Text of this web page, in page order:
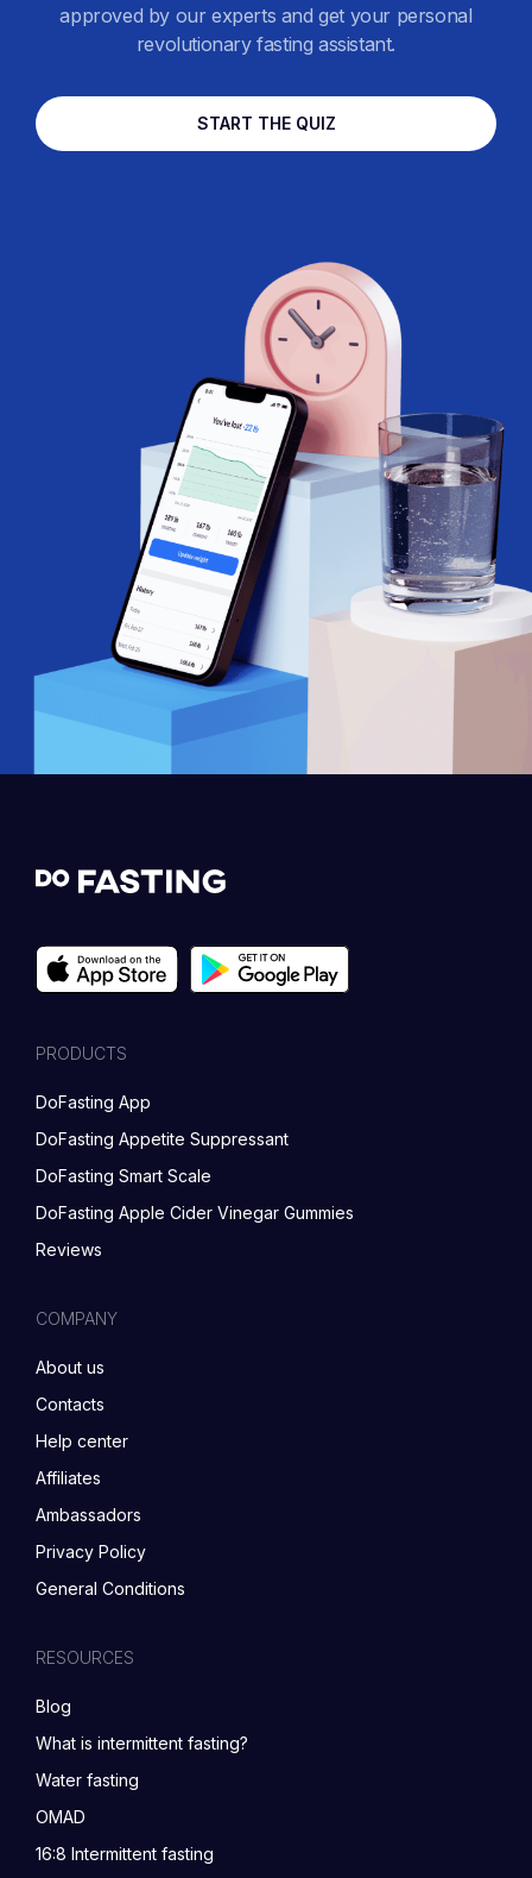
approved by our experts and get your personal
revolutionary fasting assistant.
START THE QUIZ
PRODUCTS
DoFasting App
DoFasting Appetite Suppressant
DoFasting Smart Scale
DoFasting Apple Cider Vinegar Gummies
Reviews
COMPANY
About us
Contacts
Help center
Affiliates
Ambassadors
Privacy Policy
General Conditions
RESOURCES
Blog
What is intermittent fasting?
Water fasting
OMAD
16:8 Intermittent fasting